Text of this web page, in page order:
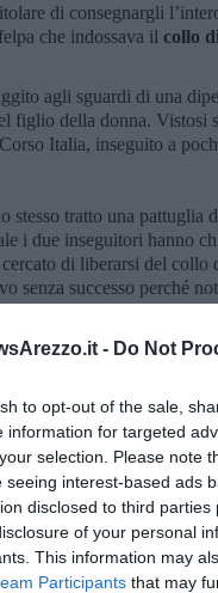
- Do Not
to opt-out of the sale,
information for targeted
selection. Please note
seeing interest-based ads
disclosed to third
of your personal
This information may
Participants that may
di consegnargli
che indossava il collo
agli sguardi di una
figlio della donna. Vistosi
Italia, inseguito a
stesso tratto una pattuglia
i due inseguitori hanno
di liberarsi del
senza successo perché
l'auto per mettersi
È stato quindi
quarantenne di
L’uomo è stato